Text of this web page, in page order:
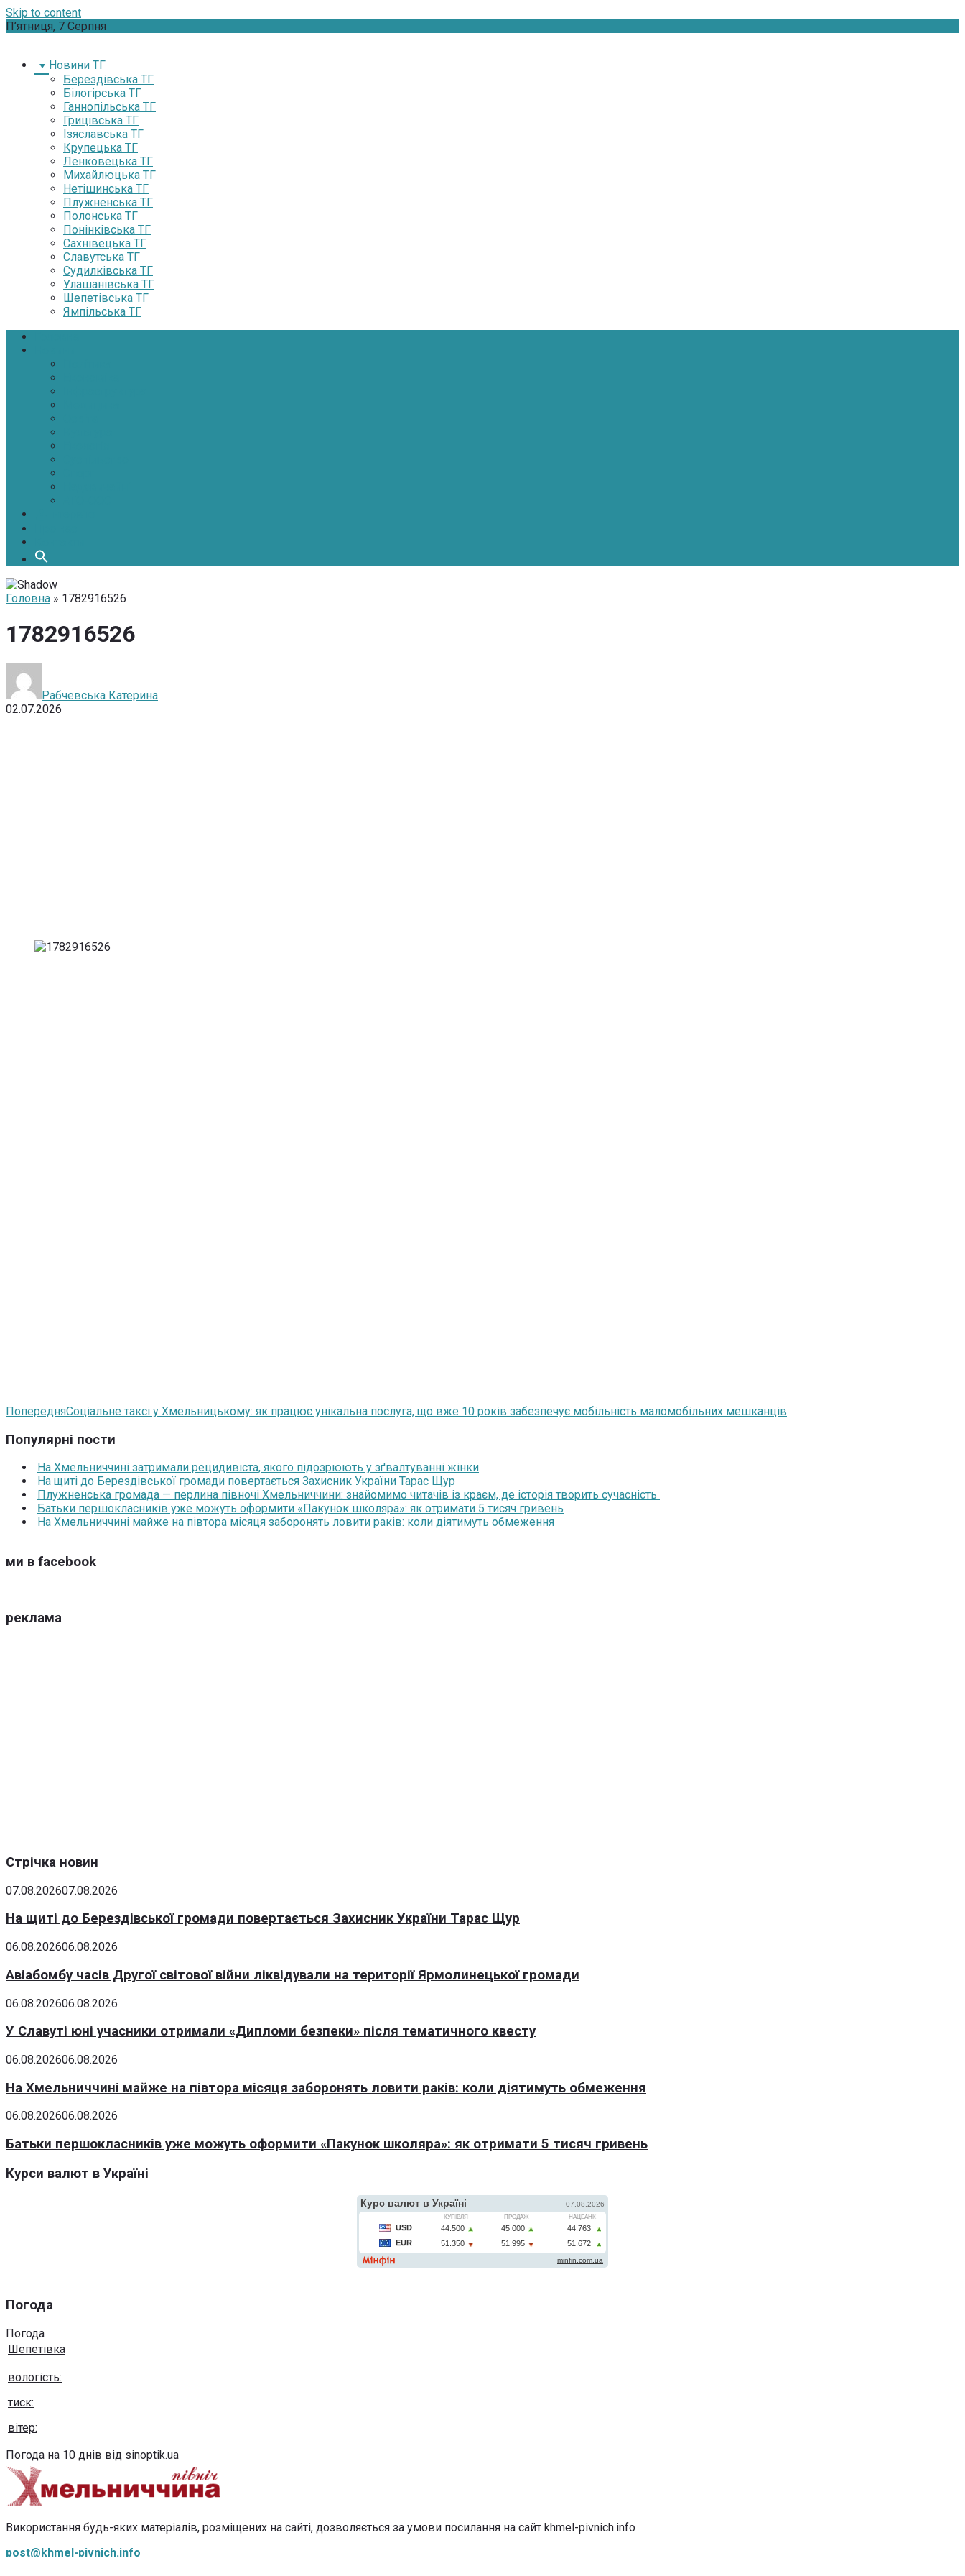
Skip to content
П’ятниця, 7 Серпня
Новини ТГ
Берездівська ТГ
Білогірська ТГ
Ганнопільська ТГ
Грицівська ТГ
Ізяславська ТГ
Крупецька ТГ
Ленковецька ТГ
Михайлюцька ТГ
Нетішинська ТГ
Плужненська ТГ
Полонська ТГ
Понінківська ТГ
Сахнівецька ТГ
Славутська ТГ
Судилківська ТГ
Улашанівська ТГ
Шепетівська ТГ
Ямпільська ТГ
Головна » 1782916526
1782916526
Рабчевська Катерина
02.07.2026
ПопередняСоціальне таксі у Хмельницькому: як працює унікальна послуга, що вже 10 років забезпечує мобільність маломобільних мешканців
Популярні пости
На Хмельниччині затримали рецидивіста, якого підозрюють у зґвалтуванні жінки
На щиті до Берездівської громади повертається Захисник України Тарас Щур
Плужненська громада — перлина півночі Хмельниччини: знайомимо читачів із краєм, де історія творить сучасність
Батьки першокласників уже можуть оформити «Пакунок школяра»: як отримати 5 тисяч гривень
На Хмельниччині майже на півтора місяця заборонять ловити раків: коли діятимуть обмеження
ми в facebook
реклама
Стрічка новин
07.08.202607.08.2026
На щиті до Берездівської громади повертається Захисник України Тарас Щур
06.08.202606.08.2026
Авіабомбу часів Другої світової війни ліквідували на території Ярмолинецької громади
06.08.202606.08.2026
У Славуті юні учасники отримали «Дипломи безпеки» після тематичного квесту
06.08.202606.08.2026
На Хмельниччині майже на півтора місяця заборонять ловити раків: коли діятимуть обмеження
06.08.202606.08.2026
Батьки першокласників уже можуть оформити «Пакунок школяра»: як отримати 5 тисяч гривень
Курси валют в Україні
Погода
Погода
Шепетівка
вологість:
тиск:
вітер:
Погода на 10 днів від sinoptik.ua
Використання будь-яких матеріалів, розміщених на сайті, дозволяється за умови посилання на сайт khmel-pivnich.info
post@khmel-pivnich.info